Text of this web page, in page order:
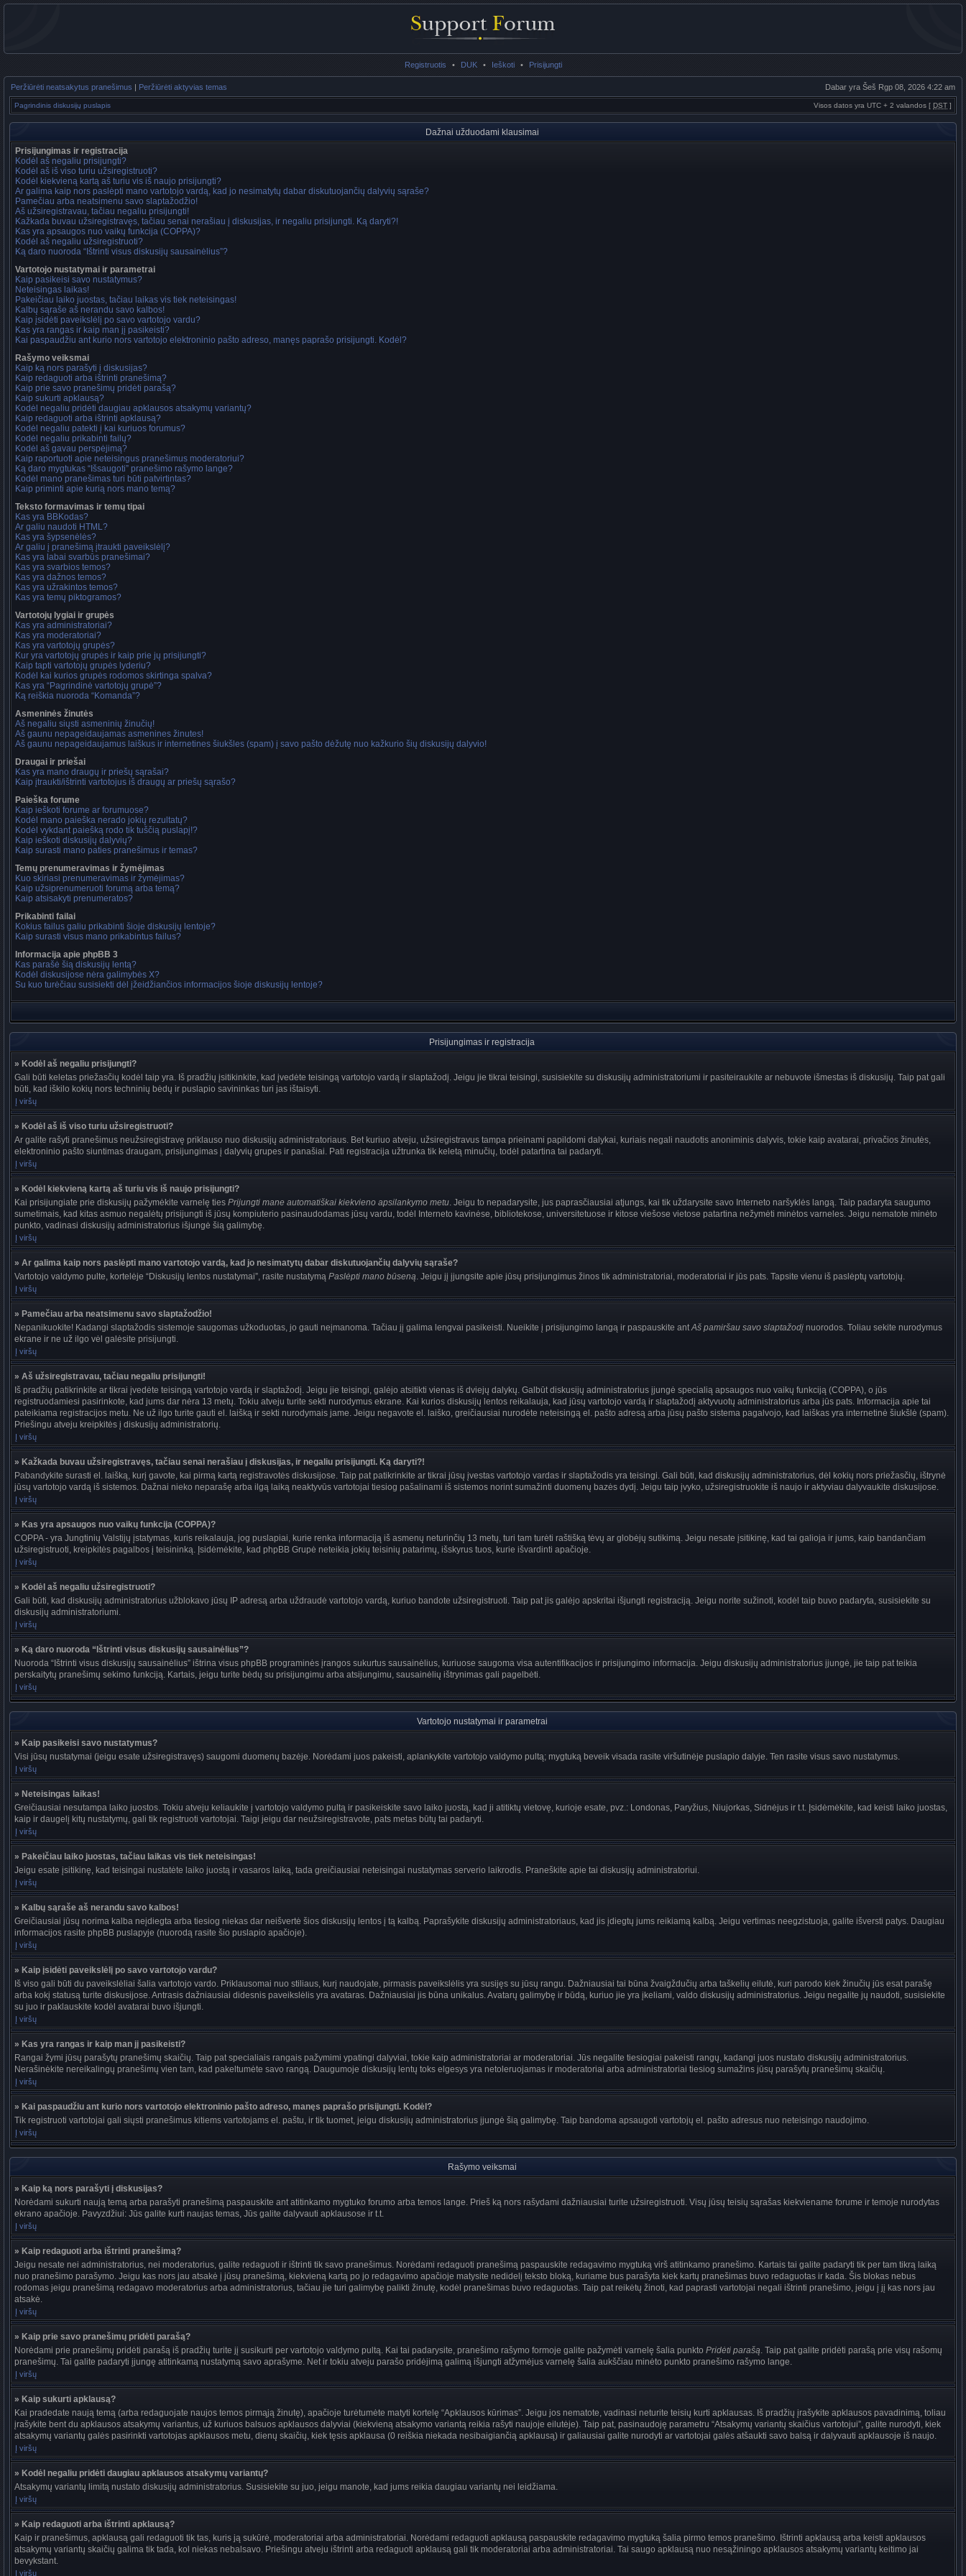
Registruotis • DUK • Ieškoti • Prisijungti
Peržiūrėti neatsakytus pranešimus | Peržiūrėti aktyvias temas Dabar yra Šeš Rgp 08, 2026 4:22 am
Pagrindinis diskusijų puslapis Visos datos yra UTC + 2 valandos [ DST ]
Dažnai užduodami klausimai
Prisijungimas ir registracija
Kodėl aš negaliu prisijungti?
Kodėl aš iš viso turiu užsiregistruoti?
Kodėl kiekvieną kartą aš turiu vis iš naujo prisijungti?
Ar galima kaip nors paslėpti mano vartotojo vardą, kad jo nesimatytų dabar diskutuojančių dalyvių sąraše?
Pamečiau arba neatsimenu savo slaptažodžio!
Aš užsiregistravau, tačiau negaliu prisijungti!
Kažkada buvau užsiregistravęs, tačiau senai nerašiau į diskusijas, ir negaliu prisijungti. Ką daryti?!
Kas yra apsaugos nuo vaikų funkcija (COPPA)?
Kodėl aš negaliu užsiregistruoti?
Ką daro nuoroda “Ištrinti visus diskusijų sausainėlius”?
Vartotojo nustatymai ir parametrai
Kaip pasikeisi savo nustatymus?
Neteisingas laikas!
Pakeičiau laiko juostas, tačiau laikas vis tiek neteisingas!
Kalbų sąraše aš nerandu savo kalbos!
Kaip įsidėti paveikslėlį po savo vartotojo vardu?
Kas yra rangas ir kaip man jį pasikeisti?
Kai paspaudžiu ant kurio nors vartotojo elektroninio pašto adreso, manęs paprašo prisijungti. Kodėl?
Rašymo veiksmai
Kaip ką nors parašyti į diskusijas?
Kaip redaguoti arba ištrinti pranešimą?
Kaip prie savo pranešimų pridėti parašą?
Kaip sukurti apklausą?
Kodėl negaliu pridėti daugiau apklausos atsakymų variantų?
Kaip redaguoti arba ištrinti apklausą?
Kodėl negaliu patekti į kai kuriuos forumus?
Kodėl negaliu prikabinti failų?
Kodėl aš gavau perspėjimą?
Kaip raportuoti apie neteisingus pranešimus moderatoriui?
Ką daro mygtukas “Išsaugoti” pranešimo rašymo lange?
Kodėl mano pranešimas turi būti patvirtintas?
Kaip priminti apie kurią nors mano temą?
Teksto formavimas ir temų tipai
Kas yra BBKodas?
Ar galiu naudoti HTML?
Kas yra šypsenėlės?
Ar galiu į pranešimą įtraukti paveikslėlį?
Kas yra labai svarbūs pranešimai?
Kas yra svarbios temos?
Kas yra dažnos temos?
Kas yra užrakintos temos?
Kas yra temų piktogramos?
Vartotojų lygiai ir grupės
Kas yra administratoriai?
Kas yra moderatoriai?
Kas yra vartotojų grupės?
Kur yra vartotojų grupės ir kaip prie jų prisijungti?
Kaip tapti vartotojų grupės lyderiu?
Kodėl kai kurios grupės rodomos skirtinga spalva?
Kas yra “Pagrindinė vartotojų grupė”?
Ką reiškia nuoroda “Komanda”?
Asmeninės žinutės
Aš negaliu siųsti asmeninių žinučių!
Aš gaunu nepageidaujamas asmenines žinutes!
Aš gaunu nepageidaujamus laiškus ir internetines šiukšles (spam) į savo pašto dėžutę nuo kažkurio šių diskusijų dalyvio!
Draugai ir priešai
Kas yra mano draugų ir priešų sąrašai?
Kaip įtraukti/ištrinti vartotojus iš draugų ar priešų sąrašo?
Paieška forume
Kaip ieškoti forume ar forumuose?
Kodėl mano paieška nerado jokių rezultatų?
Kodėl vykdant paiešką rodo tik tuščią puslapį!?
Kaip ieškoti diskusijų dalyvių?
Kaip surasti mano paties pranešimus ir temas?
Temų prenumeravimas ir žymėjimas
Kuo skiriasi prenumeravimas ir žymėjimas?
Kaip užsiprenumeruoti forumą arba temą?
Kaip atsisakyti prenumeratos?
Prikabinti failai
Kokius failus galiu prikabinti šioje diskusijų lentoje?
Kaip surasti visus mano prikabintus failus?
Informacija apie phpBB 3
Kas parašė šią diskusijų lentą?
Kodėl diskusijose nėra galimybės X?
Su kuo turėčiau susisiekti dėl įžeidžiančios informacijos šioje diskusijų lentoje?
Prisijungimas ir registracija
» Kodėl aš negaliu prisijungti?
Gali būti keletas priežasčių kodėl taip yra. Iš pradžių įsitikinkite, kad įvedėte teisingą vartotojo vardą ir slaptažodį. Jeigu jie tikrai teisingi, susisiekite su diskusijų administratoriumi ir pasiteiraukite ar nebuvote išmestas iš diskusijų. Taip pat gali
būti, kad iškilo kokių nors techninių bėdų ir puslapio savininkas turi jas ištaisyti.
Į viršų
» Kodėl aš iš viso turiu užsiregistruoti?
Ar galite rašyti pranešimus neužsiregistravę priklauso nuo diskusijų administratoriaus. Bet kuriuo atveju, užsiregistravus tampa prieinami papildomi dalykai, kuriais negali naudotis anoniminis dalyvis, tokie kaip avatarai, privačios žinutės,
elektroninio pašto siuntimas draugam, prisijungimas į dalyvių grupes ir panašiai. Pati registracija užtrunka tik keletą minučių, todėl patartina tai padaryti.
Į viršų
» Kodėl kiekvieną kartą aš turiu vis iš naujo prisijungti?
Kai prisijungiate prie diskusijų pažymėkite varnelę ties Prijungti mane automatiškai kiekvieno apsilankymo metu. Jeigu to nepadarysite, jus paprasčiausiai atjungs, kai tik uždarysite savo Interneto naršyklės langą. Taip padaryta saugumo
sumetimais, kad kitas asmuo negalėtų prisijungti iš jūsų kompiuterio pasinaudodamas jūsų vardu, todėl Interneto kavinėse, bibliotekose, universitetuose ir kitose viešose vietose patartina nežymėti minėtos varneles. Jeigu nematote minėto
punkto, vadinasi diskusijų administratorius išjungė šią galimybę.
Į viršų
» Ar galima kaip nors paslėpti mano vartotojo vardą, kad jo nesimatytų dabar diskutuojančių dalyvių sąraše?
Vartotojo valdymo pulte, kortelėje “Diskusijų lentos nustatymai”, rasite nustatymą Paslėpti mano būseną. Jeigu jį įjungsite apie jūsų prisijungimus žinos tik administratoriai, moderatoriai ir jūs pats. Tapsite vienu iš paslėptų vartotojų.
Į viršų
» Pamečiau arba neatsimenu savo slaptažodžio!
Nepanikuokite! Kadangi slaptažodis sistemoje saugomas užkoduotas, jo gauti neįmanoma. Tačiau jį galima lengvai pasikeisti. Nueikite į prisijungimo langą ir paspauskite antAš pamiršau savo slaptažodį nuorodos. Toliau sekite nurodymus
ekrane ir ne už ilgo vėl galėsite prisijungti.
Į viršų
» Aš užsiregistravau, tačiau negaliu prisijungti!
Iš pradžių patikrinkite ar tikrai įvedėte teisingą vartotojo vardą ir slaptažodį. Jeigu jie teisingi, galėjo atsitikti vienas iš dviejų dalykų. Galbūt diskusijų administratorius įjungė specialią apsaugos nuo vaikų funkciją (COPPA), o jūs
registruodamiesi pasirinkote, kad jums dar nėra 13 metų. Tokiu atveju turite sekti nurodymus ekrane. Kai kurios diskusijų lentos reikalauja, kad jūsų vartotojo vardą ir slaptažodį aktyvuotų administratorius arba jūs pats. Informacija apie tai
pateikiama registracijos metu. Ne už ilgo turite gauti el. laišką ir sekti nurodymais jame. Jeigu negavote el. laiško, greičiausiai nurodėte neteisingą el. pašto adresą arba jūsų pašto sistema pagalvojo, kad laiškas yra internetinė šiukšlė (spam).
Priešingu atveju kreipkitės į diskusijų administratorių.
Į viršų
» Kažkada buvau užsiregistravęs, tačiau senai nerašiau į diskusijas, ir negaliu prisijungti. Ką daryti?!
Pabandykite surasti el. laišką, kurį gavote, kai pirmą kartą registravotės diskusijose. Taip pat patikrinkite ar tikrai jūsų įvestas vartotojo vardas ir slaptažodis yra teisingi. Gali būti, kad diskusijų administratorius, dėl kokių nors priežasčių, ištrynė
jūsų vartotojo vardą iš sistemos. Dažnai nieko neparašę arba ilgą laiką neaktyvūs vartotojai tiesiog pašalinami iš sistemos norint sumažinti duomenų bazės dydį. Jeigu taip įvyko, užsiregistruokite iš naujo ir aktyviau dalyvaukite diskusijose.
Į viršų
» Kas yra apsaugos nuo vaikų funkcija (COPPA)?
COPPA - yra Jungtinių Valstijų įstatymas, kuris reikalauja, jog puslapiai, kurie renka informaciją iš asmenų neturinčių 13 metų, turi tam turėti raštišką tėvų ar globėjų sutikimą. Jeigu nesate įsitikinę, kad tai galioja ir jums, kaip bandančiam
užsiregistruoti, kreipkitės pagalbos į teisininką. Įsidėmėkite, kad phpBB Grupė neteikia jokių teisinių patarimų, išskyrus tuos, kurie išvardinti apačioje.
Į viršų
» Kodėl aš negaliu užsiregistruoti?
Gali būti, kad diskusijų administratorius užblokavo jūsų IP adresą arba uždraudė vartotojo vardą, kuriuo bandote užsiregistruoti. Taip pat jis galėjo apskritai išjungti registraciją. Jeigu norite sužinoti, kodėl taip buvo padaryta, susisiekite su
diskusijų administratoriumi.
Į viršų
» Ką daro nuoroda “Ištrinti visus diskusijų sausainėlius”?
Nuoroda “Ištrinti visus diskusijų sausainėlius” ištrina visus phpBB programinės įrangos sukurtus sausainėlius, kuriuose saugoma visa autentifikacijos ir prisijungimo informacija. Jeigu diskusijų administratorius įjungė, jie taip pat teikia
perskaitytų pranešimų sekimo funkciją. Kartais, jeigu turite bėdų su prisijungimu arba atsijungimu, sausainėlių ištrynimas gali pagelbėti.
Į viršų
Vartotojo nustatymai ir parametrai
» Kaip pasikeisi savo nustatymus?
Visi jūsų nustatymai (jeigu esate užsiregistravęs) saugomi duomenų bazėje. Norėdami juos pakeisti, aplankykite vartotojo valdymo pultą; mygtuką beveik visada rasite viršutinėje puslapio dalyje. Ten rasite visus savo nustatymus.
Į viršų
» Neteisingas laikas!
Greičiausiai nesutampa laiko juostos. Tokiu atveju keliaukite į vartotojo valdymo pultą ir pasikeiskite savo laiko juostą, kad ji atitiktų vietovę, kurioje esate, pvz.: Londonas, Paryžius, Niujorkas, Sidnėjus ir t.t. Įsidėmėkite, kad keisti laiko juostas,
kaip ir daugelį kitų nustatymų, gali tik registruoti vartotojai. Taigi jeigu dar neužsiregistravote, pats metas būtų tai padaryti.
Į viršų
» Pakeičiau laiko juostas, tačiau laikas vis tiek neteisingas!
Jeigu esate įsitikinę, kad teisingai nustatėte laiko juostą ir vasaros laiką, tada greičiausiai neteisingai nustatymas serverio laikrodis. Praneškite apie tai diskusijų administratoriui.
Į viršų
» Kalbų sąraše aš nerandu savo kalbos!
Greičiausiai jūsų norima kalba neįdiegta arba tiesiog niekas dar neišvertė šios diskusijų lentos į tą kalbą. Paprašykite diskusijų administratoriaus, kad jis įdiegtų jums reikiamą kalbą. Jeigu vertimas neegzistuoja, galite išversti patys. Daugiau
informacijos rasite phpBB puslapyje (nuorodą rasite šio puslapio apačioje).
Į viršų
» Kaip įsidėti paveikslėlį po savo vartotojo vardu?
Iš viso gali būti du paveikslėliai šalia vartotojo vardo. Priklausomai nuo stiliaus, kurį naudojate, pirmasis paveikslėlis yra susijęs su jūsų rangu. Dažniausiai tai būna žvaigždučių arba taškelių eilutė, kuri parodo kiek žinučių jūs esat parašę
arba kokį statusą turite diskusijose. Antrasis dažniausiai didesnis paveikslėlis yra avataras. Dažniausiai jis būna unikalus. Avatarų galimybę ir būdą, kuriuo jie yra įkeliami, valdo diskusijų administratorius. Jeigu negalite jų naudoti, susisiekite
su juo ir paklauskite kodėl avatarai buvo išjungti.
Į viršų
» Kas yra rangas ir kaip man jį pasikeisti?
Rangai žymi jūsų parašytų pranešimų skaičių. Taip pat specialiais rangais pažymimi ypatingi dalyviai, tokie kaip administratoriai ar moderatoriai. Jūs negalite tiesiogiai pakeisti rangų, kadangi juos nustato diskusijų administratorius.
Nerašinėkite nereikalingų pranešimų vien tam, kad pakeltumėte savo rangą. Daugumoje diskusijų lentų toks elgesys yra netoleruojamas ir moderatoriai arba administratoriai tiesiog sumažins jūsų parašytų pranešimų skaičių.
Į viršų
» Kai paspaudžiu ant kurio nors vartotojo elektroninio pašto adreso, manęs paprašo prisijungti. Kodėl?
Tik registruoti vartotojai gali siųsti pranešimus kitiems vartotojams el. paštu, ir tik tuomet, jeigu diskusijų administratorius įjungė šią galimybę. Taip bandoma apsaugoti vartotojų el. pašto adresus nuo neteisingo naudojimo.
Į viršų
Rašymo veiksmai
» Kaip ką nors parašyti į diskusijas?
Norėdami sukurti naują temą arba parašyti pranešimą paspauskite ant atitinkamo mygtuko forumo arba temos lange. Prieš ką nors rašydami dažniausiai turite užsiregistruoti. Visų jūsų teisių sąrašas kiekviename forume ir temoje nurodytas
ekrano apačioje. Pavyzdžiui: Jūs galite kurti naujas temas, Jūs galite dalyvauti apklausose ir t.t.
Į viršų
» Kaip redaguoti arba ištrinti pranešimą?
Jeigu nesate nei administratorius, nei moderatorius, galite redaguoti ir ištrinti tik savo pranešimus. Norėdami redaguoti pranešimą paspauskite redagavimo mygtuką virš atitinkamo pranešimo. Kartais tai galite padaryti tik per tam tikrą laiką
nuo pranešimo parašymo. Jeigu kas nors jau atsakė į jūsų pranešimą, kiekvieną kartą po jo redagavimo apačioje matysite nedidelį teksto bloką, kuriame bus parašyta kiek kartų pranešimas buvo redaguotas ir kada. Šis blokas nebus
rodomas jeigu pranešimą redagavo moderatorius arba administratorius, tačiau jie turi galimybę palikti žinutę, kodėl pranešimas buvo redaguotas. Taip pat reikėtų žinoti, kad paprasti vartotojai negali ištrinti pranešimo, jeigu į jį kas nors jau
atsakė.
Į viršų
» Kaip prie savo pranešimų pridėti parašą?
Norėdami prie pranešimų pridėti parašą iš pradžių turite jį susikurti per vartotojo valdymo pultą. Kai tai padarysite, pranešimo rašymo formoje galite pažymėti varnelę šalia punkto Pridėti parašą. Taip pat galite pridėti parašą prie visų rašomų
pranešimų. Tai galite padaryti įjungę atitinkamą nustatymą savo aprašyme. Net ir tokiu atveju parašo pridėjimą galimą išjungti atžymėjus varnelę šalia aukščiau minėto punkto pranešimo rašymo lange.
Į viršų
» Kaip sukurti apklausą?
Kai pradedate naują temą (arba redaguojate naujos temos pirmąją žinutę), apačioje turėtumėte matyti kortelę “Apklausos kūrimas”. Jeigu jos nematote, vadinasi neturite teisių kurti apklausas. Iš pradžių įrašykite apklausos pavadinimą, toliau
įrašykite bent du apklausos atsakymų variantus, už kuriuos balsuos apklausos dalyviai (kiekvieną atsakymo variantą reikia rašyti naujoje eilutėje). Taip pat, pasinaudoję parametru “Atsakymų variantų skaičius vartotojui”, galite nurodyti, kiek
atsakymų variantų galės pasirinkti vartotojas apklausos metu, dienų skaičių, kiek tęsis apklausa (0 reiškia niekada nesibaigiančią apklausą) ir galiausiai galite nurodyti ar vartotojai galės atšaukti savo balsą ir dalyvauti apklausoje iš naujo.
Į viršų
» Kodėl negaliu pridėti daugiau apklausos atsakymų variantų?
Atsakymų variantų limitą nustato diskusijų administratorius. Susisiekite su juo, jeigu manote, kad jums reikia daugiau variantų nei leidžiama.
Į viršų
» Kaip redaguoti arba ištrinti apklausą?
Kaip ir pranešimus, apklausą gali redaguoti tik tas, kuris ją sukūrė, moderatoriai arba administratoriai. Norėdami redaguoti apklausą paspauskite redagavimo mygtuką šalia pirmo temos pranešimo. Ištrinti apklausą arba keisti apklausos
atsakymų variantų skaičių galima tik tada, kol niekas nebalsavo. Priešingu atveju ištrinti arba redaguoti apklausą gali tik moderatoriai arba administratoriai. Tai saugo apklausą nuo nesąžiningo apklausos atsakymų variantų keitimo jai
bevykstant.
Į viršų